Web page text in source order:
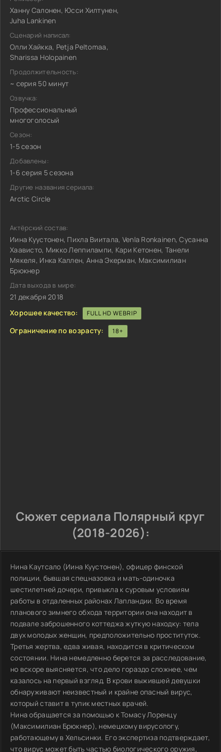
Ханну Салонен, Юсси Хилтунен,
Juha Lankinen
Сценарий написал:
Олли Хайкка, Petja Peltomaa,
Sharissa Holopainen
Продолжительность:
~ серия 50 минут
Озвучка:
Профессиональный
многоголосый
Сезон:
1-5 сезон
Добавлены:
1-6 серия 5 сезона
Другие названия сериала:
Arctic Circle
Актёрский состав:
Иина Куустонен, Пихла Виитала, Venla Ronkainen, Сусанна
Хаависто, Микко Леппилампи, Кари Кетонен, Танели
Мякеля, Инка Каллен, Анна Экерман, Максимилиан
Брюкнер
Дата выхода в мире:
21 декабря 2018
Хорошее качество:
FULL HD WEBRIP
Ограничение по возрасту: 18+
Сюжет сериала Полярный круг
(2018-2026):
Нина Каутсало (Иина Куустонен), офицер финской
полиции, бывшая спецназовка и мать-одиночка
шестилетней дочери, привыкла к суровым условиям
работы в отдаленных районах Лапландии. Во время
планового зимнего обхода территории она находит в
подвале заброшенного коттеджа жуткую находку: тела
двух молодых женщин, предположительно проституток.
Третья жертва, едва живая, находится в критическом
состоянии. Нина немедленно берется за расследование,
но вскоре выясняется, что дело гораздо сложнее, чем
казалось на первый взгляд. В крови выжившей девушки
обнаруживают неизвестный и крайне опасный вирус,
который ставит в тупик местных врачей.
Нина обращается за помощью к Томасу Лоренцу
(Максимилиан Брюкнер), немецкому вирусологу,
работающему в Хельсинки. Его экспертиза подтверждает,
что вирус может быть частью биологического оружия,